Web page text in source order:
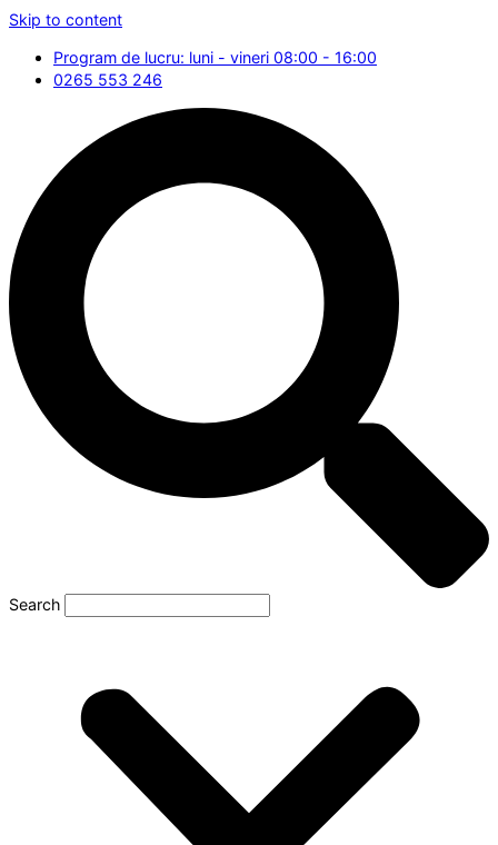
Skip to content
Program de lucru: luni - vineri 08:00 - 16:00
0265 553 246
Search